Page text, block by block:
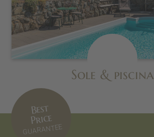
Sole & piscina
Best
Price
GUARANTEE